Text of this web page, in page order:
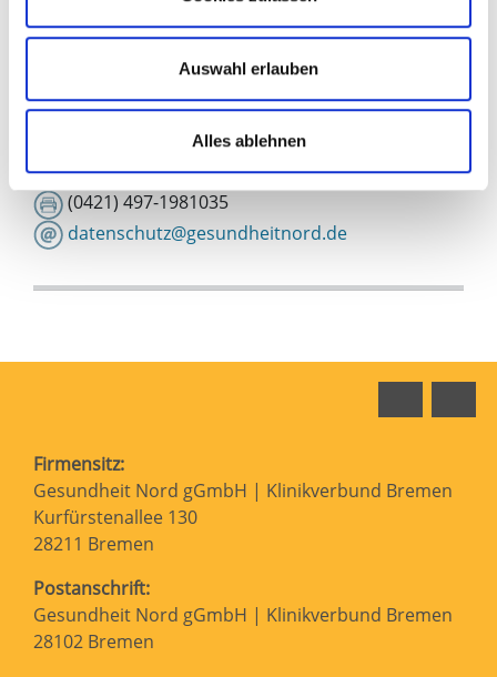
Auswahl erlauben
Alles ablehnen
Datenschutzbeauftragten (DSB) zu fragen.
Die Kontaktdaten finden Sie oben.
Nach oben
Der Datenschutzbeauftragte:
(0421) 497-81224
(0421) 497-1981035
datenschutz@gesundheitnord.de
Firmensitz:
Gesundheit Nord gGmbH | Klinikverbund Bremen
Kurfürstenallee 130
28211 Bremen
Postanschrift:
Gesundheit Nord gGmbH | Klinikverbund Bremen
28102 Bremen